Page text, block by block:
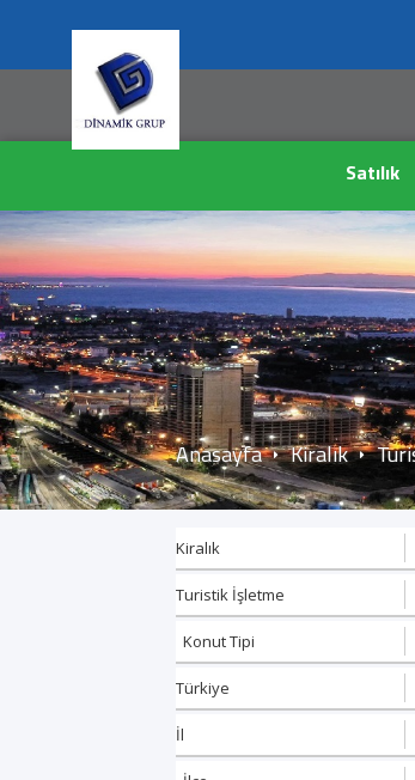
Satılık
Anasayfa Kiralık